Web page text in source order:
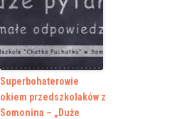
Superbohaterowie
okiem przedszkolaków z
Somonina – „Duże